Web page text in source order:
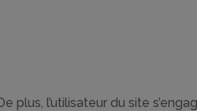
l’utilisateur du site